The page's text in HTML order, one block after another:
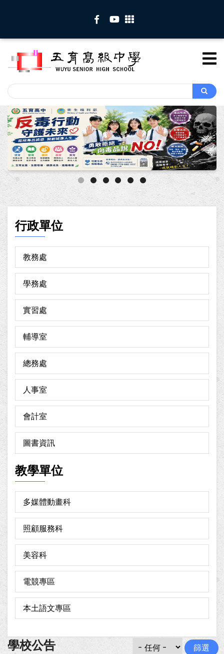
內
Search
Search
行政單位
教務處
學務處
實習處
輔導室
總務處
人事室
會計室
圖書資訊
教學單位
多媒體動畫科
照顧服務科
美容科
電競專區
本土語文專區
學校公告